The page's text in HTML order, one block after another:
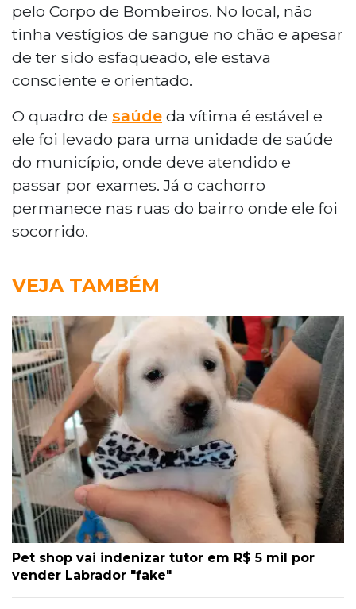
pelo Corpo de Bombeiros. No local, não
tinha vestígios de sangue no chão e apesar
de ter sido esfaqueado, ele estava
consciente e orientado.
O quadro de saúde da vítima é estável e
ele foi levado para uma unidade de saúde
do município, onde deve atendido e
passar por exames. Já o cachorro
permanece nas ruas do bairro onde ele foi
socorrido.
VEJA TAMBÉM
Pet shop vai indenizar tutor em R$ 5 mil por
vender Labrador "fake"